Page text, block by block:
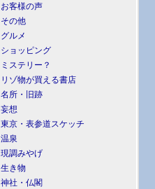
お客様の声
その他
グルメ
ショッピング
ミステリー？
リゾ物が買える書店
名所・旧跡
妄想
東京・表参道スケッチ
温泉
現調みやげ
生き物
神社・仏閣